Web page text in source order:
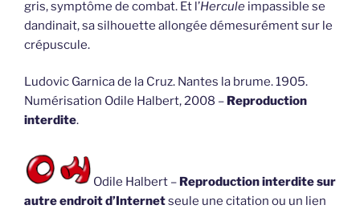
gris, symptôme de combat. Et l’Hercule impassible se
dandinait, sa silhouette allongée démesurément sur le
crépuscule.
Ludovic Garnica de la Cruz. Nantes la brume. 1905.
Numérisation Odile Halbert, 2008 – Reproduction
interdite.
Odile Halbert – Reproduction interdite sur
autre endroit d’Internetseule une citation ou un lien